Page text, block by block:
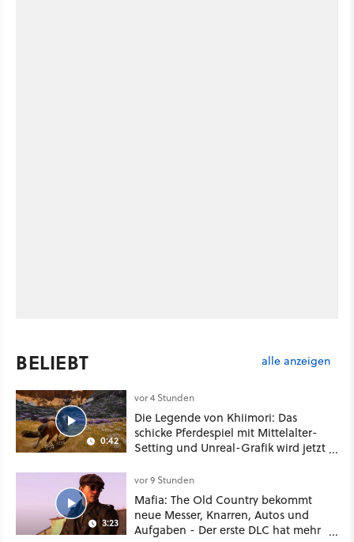
BELIEBT alle anzeigen
0:42
vor 4 Stunden
Die Legende von Khiimori: Das
schicke Pferdespiel mit Mittelalter-
Setting und Unreal-Grafik wird jetzt
3:23
vor 9 Stunden
Mafia: The Old Country bekommt
neue Messer, Knarren, Autos und
Aufgaben - Der erste DLC hat mehr